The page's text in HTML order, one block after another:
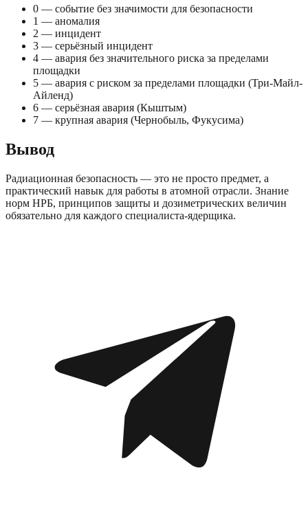
0 — событие без значимости для безопасности
1 — аномалия
2 — инцидент
3 — серьёзный инцидент
4 — авария без значительного риска за пределами
площадки
5 — авария с риском за пределами площадки (Три-Майл-
Айленд)
6 — серьёзная авария (Кыштым)
7 — крупная авария (Чернобыль, Фукусима)
Вывод
Радиационная безопасность — это не просто предмет, а
практический навык для работы в атомной отрасли. Знание
норм НРБ, принципов защиты и дозиметрических величин
обязательно для каждого специалиста-ядерщика.